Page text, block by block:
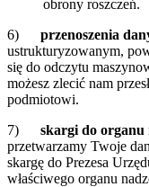
obrony roszczeń.
6) przenoszenia
ustrukturyzowanym,
się do odczytu
możesz zlecić nam
podmiotowi.
7) skargi do organu
przetwarzamy Twoje
skargę do Prezesa
właściwego organu